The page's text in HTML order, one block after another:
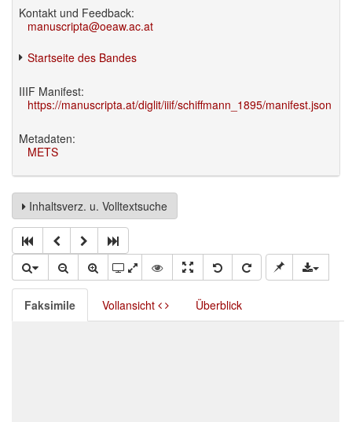
Kontakt und Feedback:
manuscripta@oeaw.ac.at
Startseite des Bandes
IIIF Manifest:
https://manuscripta.at/diglit/iiif/schiffmann_1895/manifest.json
Metadaten:
METS
Inhaltsverz. u. Volltextsuche
Faksimile Vollansicht Überblick